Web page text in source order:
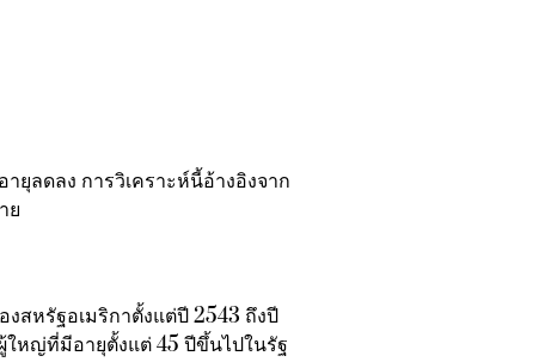
ลดลง การวิเคราะห์นี้อ้างอิงจาก
ย
สหรัฐอเมริกาตั้งแต่ปี 2543 ถึงปี
ใหญ่ที่มีอายุตั้งแต่ 45 ปีขึ้นไปในรัฐ